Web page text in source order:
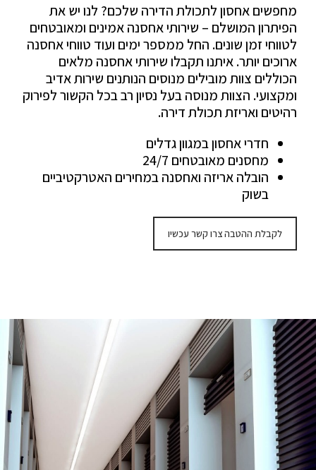
מחפשים אחסון לתכולת הדירה שלכם? לנו יש את
הפיתרון המושלם – שירותי אחסנה אמינים ומאובטחים
לטווחי זמן שונים. החל ממספר ימים ועוד טווחי אחסנה
ארוכים יותר. איתנו תקבלו שירותי אחסנה מלאים
הכוללים צוות מובילים מנוסים הנותנים שירות אדיב
ומקצועי. הצוות מנוסה בעל נסיון רב בכל הקשור לפירוק
רהיטים ואריזת תכולת דירה.
חדרי אחסון במגוון גדלים
מחסנים מאובטחים 24/7
הובלה אריזה ואחסנה במחירים האטרקטיביים
בשוק
לקבלת ההטבה צרו קשר עכשיו